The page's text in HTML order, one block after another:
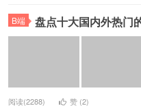
B端 盘点十大国内外热门
阅读(2288) 赞 (2)